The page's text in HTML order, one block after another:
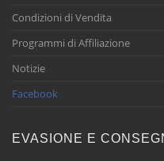
Condizioni di Vendita
Programmi di Affiliazione
Notizie
Facebook
EVASIONE E